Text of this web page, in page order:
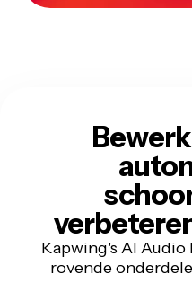
Kapwing's AI
rovende